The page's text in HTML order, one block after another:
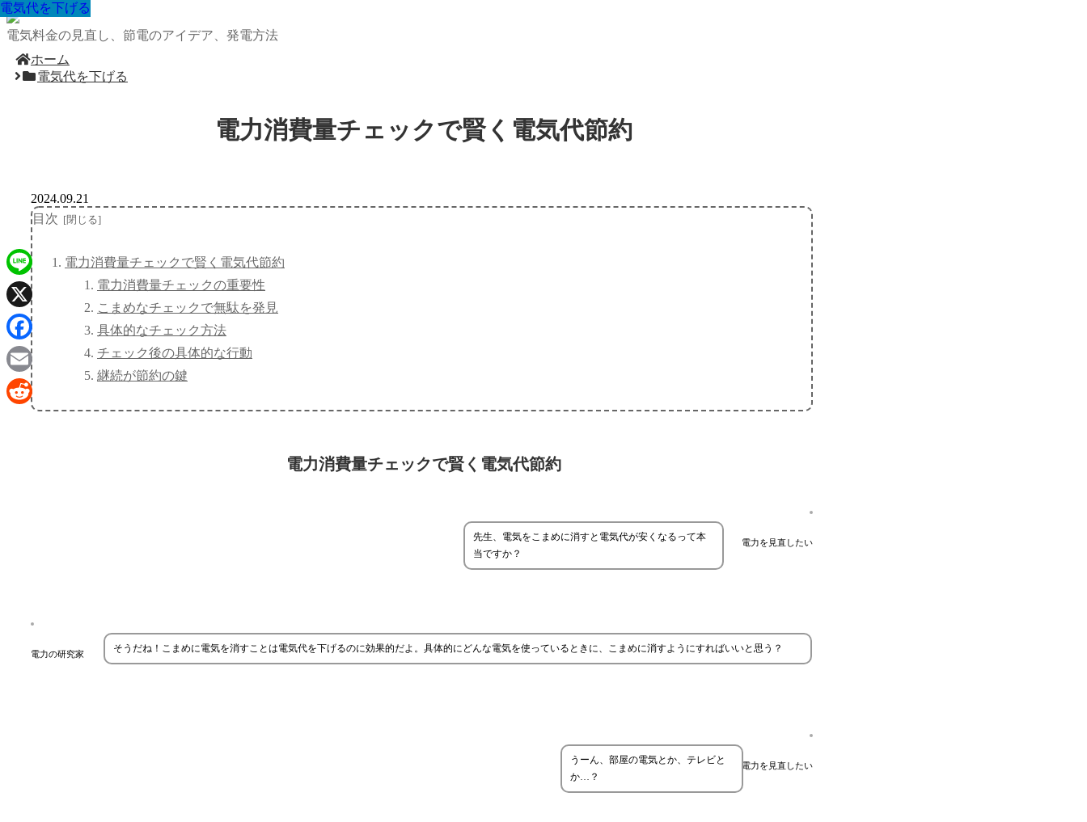
電気料金の見直し、節電のアイデア、発電方法
ホーム
電気代を下げる
電力消費量チェックで賢く電気代節約
電気代を下げる
2024.09.21
目次
電力消費量チェックで賢く電気代節約
電力消費量チェックの重要性
こまめなチェックで無駄を発見
具体的なチェック方法
チェック後の具体的な行動
継続が節約の鍵
電力消費量チェックで賢く電気代節約
電力を見直したい
先生、電気をこまめに消すと電気代が安くなるって本
当ですか？
電力の研究家 そうだね！こまめに電気を消すことは電気代を下げるのに効果的だよ。具体的にどんな電気を使っているときに、こまめに消すようにすればいいと思う？
電力を見直したい
うーん、部屋の電気とか、テレビと
か…？
電気代を下げる
電気代を下げる
電気代を下げる
電気代を下げる
電気代を下げる
電気代を下げる
電気代を下げる
電気代を下げる
Line
X
Facebook
Email